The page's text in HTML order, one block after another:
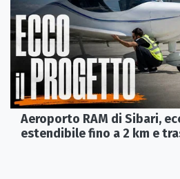
Aeroporto RAM di Sibari,
estendibile fino a 2 km e